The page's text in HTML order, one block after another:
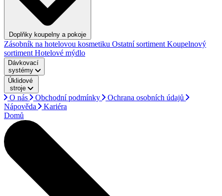
Doplňky koupelny a pokoje
Zásobník na hotelovou kosmetiku Ostatní sortiment Koupelnový
sortiment Hotelové mýdlo
Dávkovací
systémy
Úklidové
stroje
O nás Obchodní podmínky
Ochrana osobních údajů
Nápověda
Kariéra
Domů